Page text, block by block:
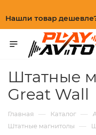
Нашли товар
Штатные
Great Wall
Главная — Каталог —
Штатные магнитолы —